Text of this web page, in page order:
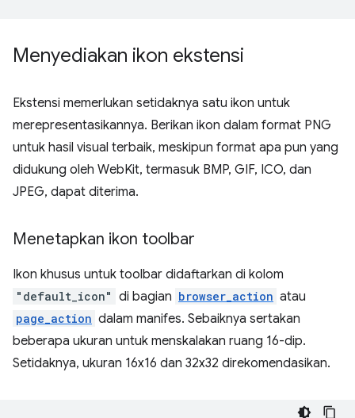
Menyediakan ikon ekstensi
Ekstensi memerlukan setidaknya satu ikon untuk
merepresentasikannya. Berikan ikon dalam format PNG
untuk hasil visual terbaik, meskipun format apa pun yang
didukung oleh WebKit, termasuk BMP, GIF, ICO, dan
JPEG, dapat diterima.
Menetapkan ikon toolbar
Ikon khusus untuk toolbar didaftarkan di kolom
"default_icon" di bagian browser_action atau
page_action dalam manifes. Sebaiknya sertakan
beberapa ukuran untuk menskalakan ruang 16-dip.
Setidaknya, ukuran 16x16 dan 32x32 direkomendasikan.